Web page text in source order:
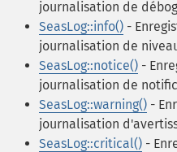
journalisation de
SeasLog::info() -
journalisation de
SeasLog::notice() -
journalisation de
SeasLog::warning() -
journalisation
SeasLog::critical() -